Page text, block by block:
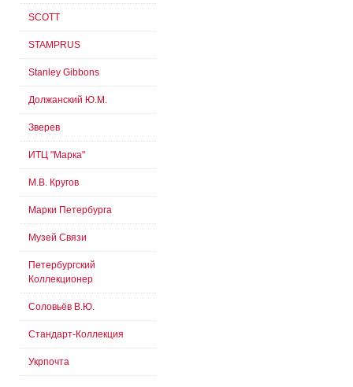
SCOTT
STAMPRUS
Stanley Gibbons
Должанский Ю.М.
Зверев
ИТЦ "Марка"
М.В. Кругов
Марки Петербурга
Музей Связи
Петербургский
Коллекционер
Соловьёв В.Ю.
Стандарт-Коллекция
Укрпочта